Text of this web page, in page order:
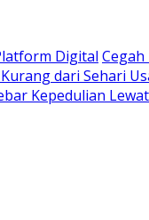
Digital
dari Sehari
Kepedulian